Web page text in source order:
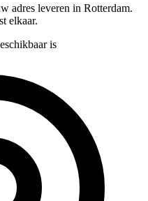
adres leveren in Rotterdam.
elkaar.
is